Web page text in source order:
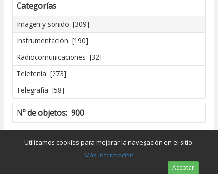
Categorías
Imagen y sonido [309]
Instrumentación [190]
Radiocomunicaciones [32]
Telefonía [273]
Telegrafía [58]
Nº de objetos: 900
Creado por José Madrid [2016]
Dpto. de Conservación y Restauración de Bienes Culturales - UPV
Utilizamos cookies para mejorar la navegación en el sitio.
Más información
Aceptar